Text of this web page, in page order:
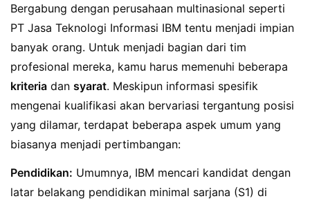
Bergabung dengan perusahaan multinasional seperti
PT Jasa Teknologi Informasi IBM tentu menjadi impian
banyak orang. Untuk menjadi bagian dari tim
profesional mereka, kamu harus memenuhi beberapa
kriteria dan syarat. Meskipun informasi spesifik
mengenai kualifikasi akan bervariasi tergantung posisi
yang dilamar, terdapat beberapa aspek umum yang
biasanya menjadi pertimbangan:
Pendidikan: Umumnya, IBM mencari kandidat dengan
latar belakang pendidikan minimal sarjana (S1) di